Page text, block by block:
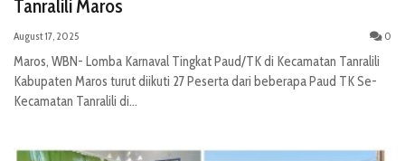
Tanralili Maros
August 17, 2025 0
Maros, WBN- Lomba Karnaval Tingkat Paud/TK di Kecamatan Tanralili
Kabupaten Maros turut diikuti 27 Peserta dari beberapa Paud TK Se-
Kecamatan Tanralili di...